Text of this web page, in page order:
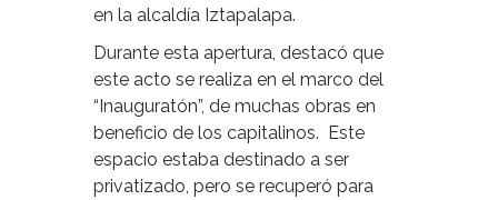
en la alcaldía Iztapalapa.
Durante esta apertura, destacó que
este acto se realiza en el marco del
“Inauguratón”, de muchas obras en
beneficio de los capitalinos. Este
espacio estaba destinado a ser
privatizado, pero se recuperó para